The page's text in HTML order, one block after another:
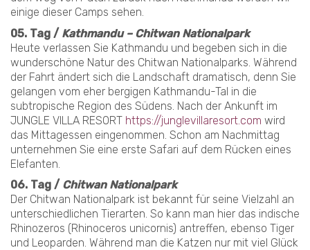
einige dieser Camps sehen.
05. Tag / Kathmandu – Chitwan Nationalpark
Heute verlassen Sie Kathmandu und begeben sich in die
wunderschöne Natur des Chitwan Nationalparks. Während
der Fahrt ändert sich die Landschaft dramatisch, denn Sie
gelangen vom eher bergigen Kathmandu-Tal in die
subtropische Region des Südens. Nach der Ankunft im
JUNGLE VILLA RESORT https://junglevillaresort.com wird
das Mittagessen eingenommen. Schon am Nachmittag
unternehmen Sie eine erste Safari auf dem Rücken eines
Elefanten.
06. Tag / Chitwan Nationalpark
Der Chitwan Nationalpark ist bekannt für seine Vielzahl an
unterschiedlichen Tierarten. So kann man hier das indische
Rhinozeros (Rhinoceros unicornis) antreffen, ebenso Tiger
und Leoparden. Während man die Katzen nur mit viel Glück